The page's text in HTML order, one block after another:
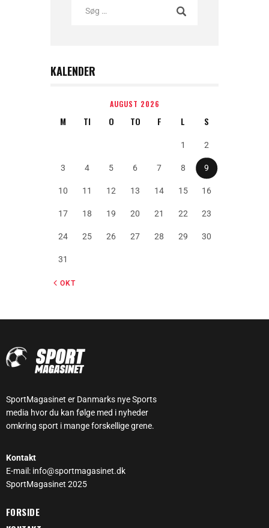
KALENDER
AUGUST 2026
M TI O TO F L S
1 2
3 4 5 6 7 8 9
10 11 12 13 14 15 16
17 18 19 20 21 22 23
24 25 26 27 28 29 30
31
« OKT
SportMagasinet er Danmarks nye Sports
media hvor du kan følge med i nyheder
omkring sport i mange forskellige grene.
Kontakt
E-mail: info@sportmagasinet.dk
SportMagasinet 2025
FORSIDE